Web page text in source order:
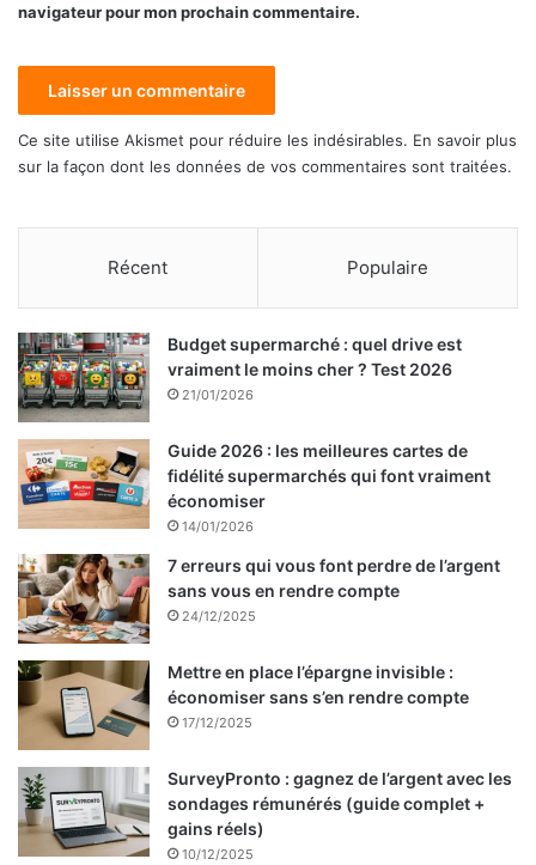
navigateur pour mon prochain commentaire.
Ce site utilise Akismet pour réduire les indésirables. En savoir plus
sur la façon dont les données de vos commentaires sont traitées.
Récent Populaire
Budget supermarché : quel drive est
vraiment le moins cher ? Test 2026
21/01/2026
Guide 2026 : les meilleures cartes de
fidélité supermarchés qui font vraiment
économiser
14/01/2026
7 erreurs qui vous font perdre de l’argent
sans vous en rendre compte
24/12/2025
Mettre en place l’épargne invisible :
économiser sans s’en rendre compte
17/12/2025
SurveyPronto : gagnez de l’argent avec les
sondages rémunérés (guide complet +
gains réels)
10/12/2025